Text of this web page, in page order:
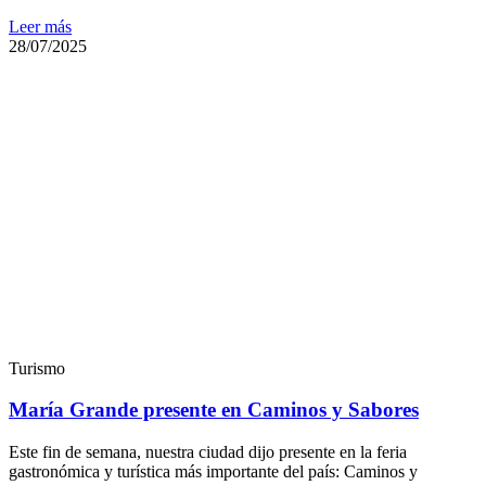
Leer más
28/07/2025
Turismo
María Grande presente en Caminos y Sabores
Este fin de semana, nuestra ciudad dijo presente en la feria
gastronómica y turística más importante del país: Caminos y